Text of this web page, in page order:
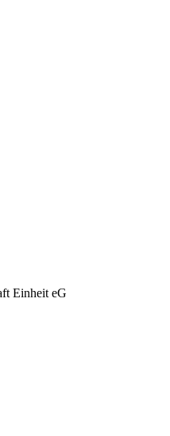
Einheit eG